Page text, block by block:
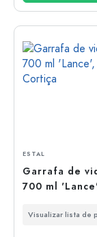
ESTAL
Garrafa de
700 ml
Visualizar lista de